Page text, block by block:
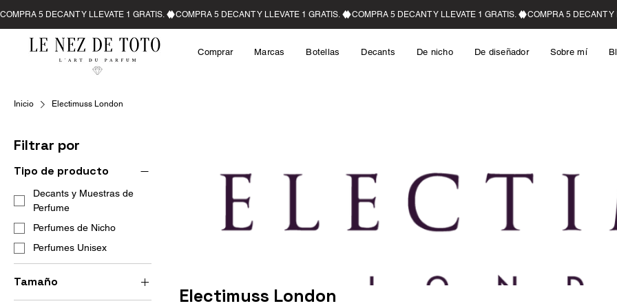
Comprar Marcas Botellas Decants De nicho De diseñador Sobre mí
Inicio Electimuss London
Filtrar por
Tipo de producto
Decants y Muestras de
Perfume
Perfumes de Nicho
Perfumes Unisex
Tamaño
Electimuss London